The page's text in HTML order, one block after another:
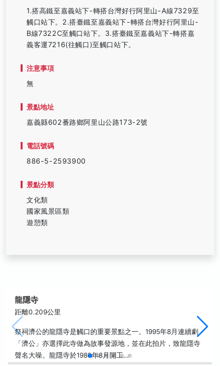
1.搭高鐵至嘉義站下-轉搭台灣好行阿里山-A線7329至
觸口站下。2.搭臺鐵至嘉義站下-轉搭台灣好行阿里山-
B線7322C至觸口站下。3.搭臺鐵至嘉義站下-轉搭嘉
義客運7216(往觸口)至觸口站下。
注意事項
無
景點地址
嘉義縣602番路鄉阿里山公路173-2號
電話號碼
886-5-2593900
景點分類
文化類
國家風景區類
遊憩類
龍隱寺
距離0.209公里
祭祠濟公的龍隱寺是觸口的重要景點之一。1995年8月連續劇
「濟公」亦選擇此寺做為故事發源地，並在此拍片，致龍隱寺
聲名大噪。龍隱寺於1980年8月開工…